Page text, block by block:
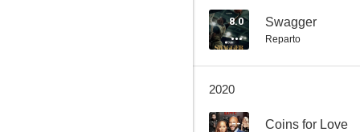
8.0 Swagger
Reparto
2020
-- Coins for Love